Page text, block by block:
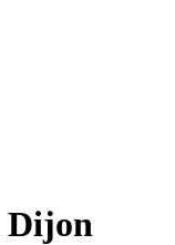
Dijon